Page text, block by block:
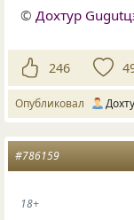
© Дохтур
246
Опубликовал
#786159
18+